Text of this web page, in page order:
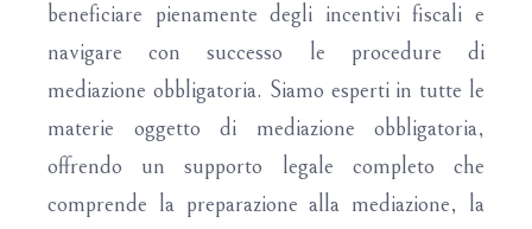
beneficiare pienamente degli incentivi fiscali e
navigare con successo le procedure di
mediazione obbligatoria. Siamo esperti in tutte le
materie oggetto di mediazione obbligatoria,
offrendo un supporto legale completo che
comprende la preparazione alla mediazione, la